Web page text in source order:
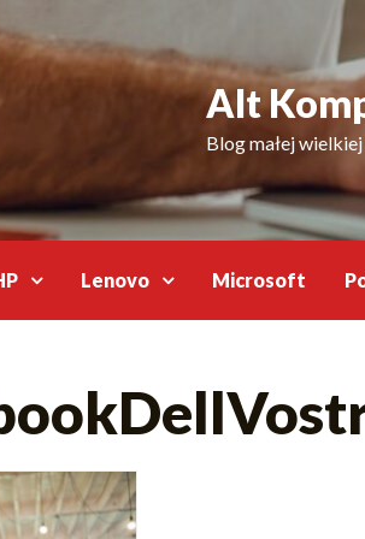
Alt
Blog małej
Lenovo Microsoft